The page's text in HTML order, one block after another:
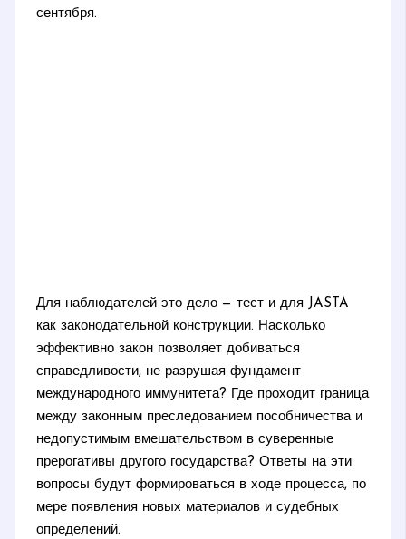
сентября.
Для наблюдателей это дело — тест и для JASTA
как законодательной конструкции. Насколько
эффективно закон позволяет добиваться
справедливости, не разрушая фундамент
международного иммунитета? Где проходит граница
между законным преследованием пособничества и
недопустимым вмешательством в суверенные
прерогативы другого государства? Ответы на эти
вопросы будут формироваться в ходе процесса, по
мере появления новых материалов и судебных
определений.